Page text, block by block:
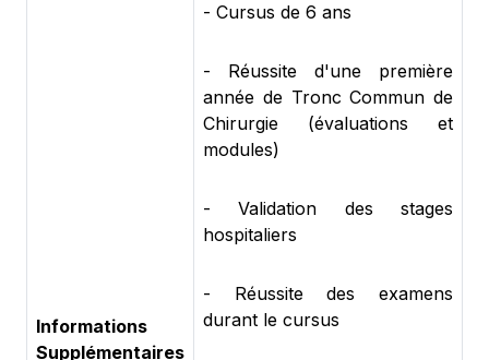
Informations
Supplémentaires
- Cursus de 6 ans
- Réussite d'une première
année de Tronc Commun de
Chirurgie (évaluations et
modules)
- Validation des stages
hospitaliers
- Réussite des examens
durant le cursus